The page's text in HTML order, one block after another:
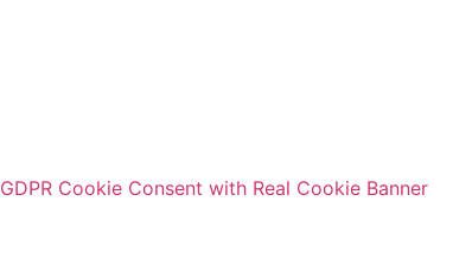
GDPR Cookie Consent with Real Cookie Banner